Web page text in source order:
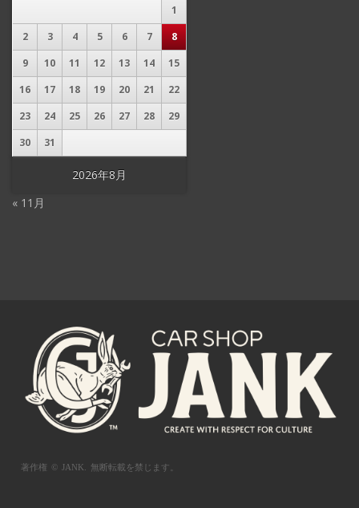
2026年8月
1
2
3 4 5 6 7
8
9
10 11 12 13 14
15
16
17 18 19 20 21
22
23
24 25 26 27 28
29
30
31
« 11月
著作権 © JANK. 無断転載を禁じます。